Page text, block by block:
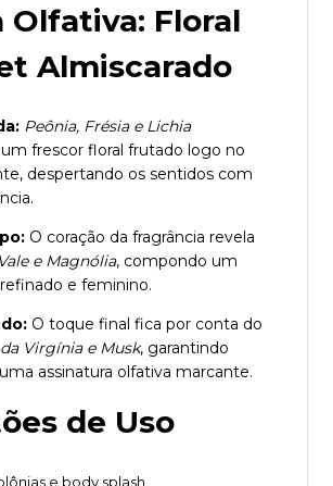
Olfativa: Floral
Almiscarado
Peônia, Frésia e Lichia
frescor floral frutado logo no
despertando os sentidos com
O coração da fragrância revela
e Magnólia, compondo um
e feminino.
O toque final fica por conta do
Virgínia e Musk, garantindo
assinatura olfativa marcante.
de Uso
e body splash